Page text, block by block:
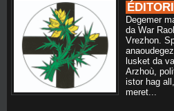
Degemer
da War
Vrezhon.
lusket da
Arzhoù,
istor hag
meret...